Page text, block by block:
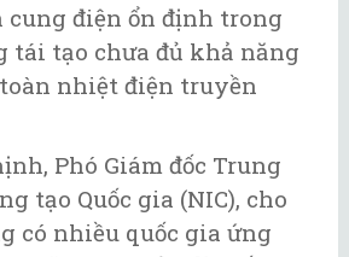
cung điện ổn định trong
tái tạo chưa đủ khả năng
nhiệt điện truyền
Phó Giám đốc Trung
tạo Quốc gia (NIC), cho
có nhiều quốc gia ứng